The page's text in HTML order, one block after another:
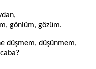
gönlüm, gözüm.
düşmem, düşünmem,